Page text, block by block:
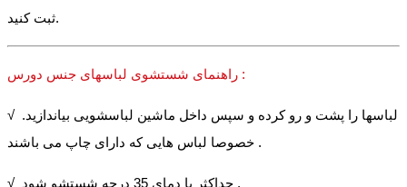
ثبت کنید.
راهنمای شستشوی لباسهای جنس دورس :
√ لباسها را پشت و رو کرده و سپس داخل ماشین لباسشویی بیاندازید.
خصوصا لباس هایی که دارای چاپ می باشند .
√ حداکثر با دمای 35 درجه شستشو شود .